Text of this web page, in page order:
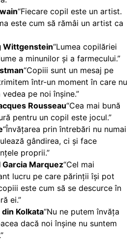
“Fiecare copil este un artist.
este cum să rămâi un artist ca
Wittgenstein“Lumea copilăriei
a minunilor și a farmecului.”
“Copiii sunt un mesaj pe
într-un moment în care nu
vedea pe noi înșine.”
Rousseau“Cea mai bună
pentru un copil este jocul.”
“Învățarea prin întrebări nu numai
gândirea, ci și face
proprii.”
Garcia Marquez“Cel mai
lucru pe care părinții își pot
este cum să se descurce în
ei.”
Kolkata“Nu ne putem învăța
dacă noi înșine nu suntem